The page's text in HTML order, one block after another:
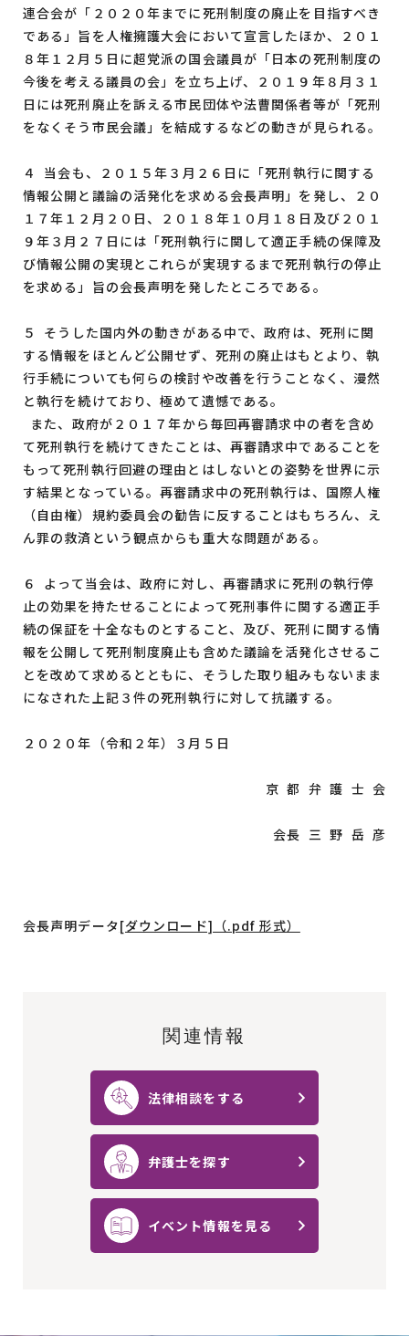
連合会が「２０２０年までに死刑制度の廃止を目指すべき
である」旨を人権擁護大会において宣言したほか、２０１
８年１２月５日に超党派の国会議員が「日本の死刑制度の
今後を考える議員の会」を立ち上げ、２０１９年８月３１
日には死刑廃止を訴える市民団体や法曹関係者等が「死刑
をなくそう市民会議」を結成するなどの動きが見られる。
４ 当会も、２０１５年３月２６日に「死刑執行に関する
情報公開と議論の活発化を求める会長声明」を発し、２０
１７年１２月２０日、２０１８年１０月１８日及び２０１
９年３月２７日には「死刑執行に関して適正手続の保障及
び情報公開の実現とこれらが実現するまで死刑執行の停止
を求める」旨の会長声明を発したところである。
５ そうした国内外の動きがある中で、政府は、死刑に関
する情報をほとんど公開せず、死刑の廃止はもとより、執
行手続についても何らの検討や改善を行うことなく、漫然
と執行を続けており、極めて遺憾である。
また、政府が２０１７年から毎回再審請求中の者を含め
て死刑執行を続けてきたことは、再審請求中であることを
もって死刑執行回避の理由とはしないとの姿勢を世界に示
す結果となっている。再審請求中の死刑執行は、国際人権
（自由権）規約委員会の勧告に反することはもちろん、え
ん罪の救済という観点からも重大な問題がある。
６ よって当会は、政府に対し、再審請求に死刑の執行停
止の効果を持たせることによって死刑事件に関する適正手
続の保証を十全なものとすること、及び、死刑に関する情
報を公開して死刑制度廃止も含めた議論を活発化させるこ
とを改めて求めるとともに、そうした取り組みもないまま
になされた上記３件の死刑執行に対して抗議する。
２０２０年（令和２年）３月５日
京 都 弁 護 士 会
会長 三 野 岳 彦
会長声明データ[ダウンロード]（.pdf 形式）
関連情報
法律相談をする
弁護士を探す
イベント情報を見る